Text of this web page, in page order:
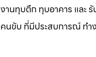
ทุบตึก ทุบอาคาร และ รั
ขับ ที่มีประสบการณ์ ทำ